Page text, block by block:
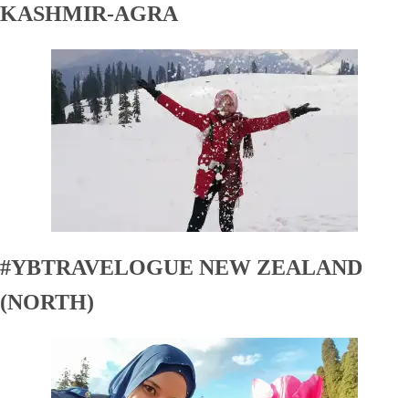
KASHMIR-AGRA
#YBTRAVELOGUE NEW ZEALAND
(NORTH)